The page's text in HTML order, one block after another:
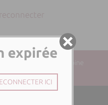
: Paul-Antoine
éditorial :